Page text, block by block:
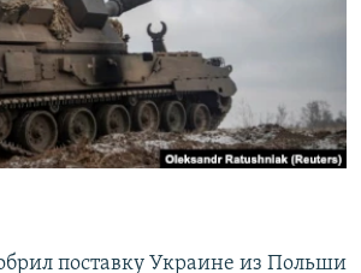
РАССЫЛКУ
поставку Украине из Польши